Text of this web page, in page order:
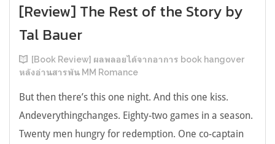
[Review] The Rest of the Story by
Tal Bauer
[Book Review] ผลพลอยได้จากอาการ book hangover
หลังอ่านสารพัน MM Romance
But then there’s this one night. And this one kiss.
Andeverythingchanges. Eighty-two games in a season.
Twenty men hungry for redemption. One co-captain